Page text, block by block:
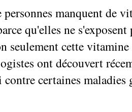
personnes manquent de
qu'elles ne
seulement cette
ont découvert
contre certaines maladies